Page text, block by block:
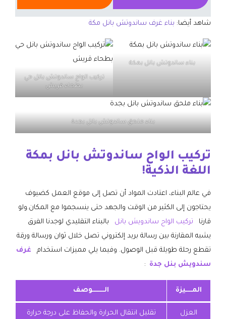
شاهد أيضا: بناء غرف ساندوتش بانل مكة
بناء ساندوتش بانل بمكة
تركيب الواح ساندوتش بانل حي
بطحاء قريش
بناء ملحق ساندوتش بانل بجدة
تركيب الواح ساندوتش بانل بمكة
اللغة الذكية!
في عالم البناء، اعتادت المواد أن تصل إلى موقع العمل كضيوف
يحتاجون إلى الكثير من الوقت والجهد حتى ينسجموا مع المكان.ولو
قارنا
تركيب الواح ساندويش بانل
بالبناء التقليدي لوجدنا الفرق
يشبه المقارنة بين رسالة بريد إلكتروني تصل خلال ثوان ورسالة ورقة
تقطع رحلة طويلة قبل الوصول. وفيما يلي مميزات استخدام
غرف
سندويش بنل جدة :
المــــيزة الــــــــوصف
العزل
تقليل انتقال الحرارة والحفاظ على درجة حرارة